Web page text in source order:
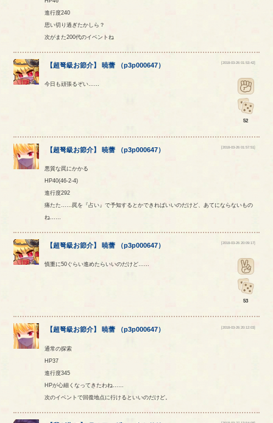
進行度240
思い切り過ぎたかしら？
次がまた200代のイベントね
【超弩級お節介】暁蕾 （p3p000647） [2018-03-26 01:53:42]
今日も頑張るぞい……
52
【超弩級お節介】暁蕾 （p3p000647） [2018-03-26 01:57:51]
悪質な罠にかかる
HP40(46-2-4)
進行度292
痛たた……罠を『占い』で予知するとかできればいいのだけど、あてにならないもの
ね……
【超弩級お節介】暁蕾 （p3p000647） [2018-03-26 20:09:17]
慎重に50ぐらい進めたらいいのだけど……
53
【超弩級お節介】暁蕾 （p3p000647） [2018-03-26 20:12:03]
通常の探索
HP37
進行度345
HPが心細くなってきたわね……
次のイベントで回復地点に行けるといいのだけど。